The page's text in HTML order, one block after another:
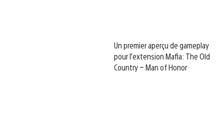
Un premier aperçu de gameplay
pour l’extension Mafia: The Old
Country – Man of Honor